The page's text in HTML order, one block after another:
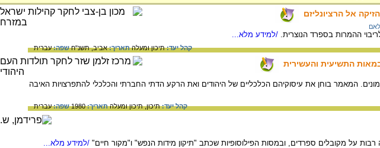
אל הרציונליזם
ההמרות בספרד הנוצרית. /למידע מלא...
קהל יעד:תיכון ומעלהתאריך:אביב, תשנ"חשפה:עברית
התשיעית והעשירית
וההמונים. המאמר בוחן את עיסוקיהם הכלכליים של היהודים ואת הרקע הדתי החברתי והכלכלי להתפרצויות האיבה
קהל יעד:תיכון,תיכון ומעלהתאריך:1980 שפה:עברית
/למידע מלא...